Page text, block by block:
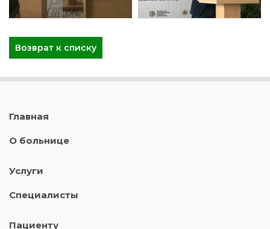
Возврат к списку
Главная
О больнице
Услуги
Специалисты
Пациенту